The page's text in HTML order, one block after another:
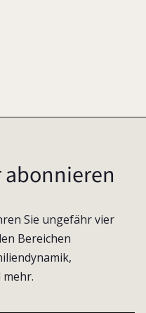
abonnieren
Sie ungefähr vier
Bereichen